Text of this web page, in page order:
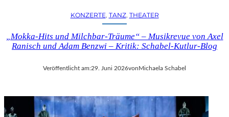
KONZERTE, TANZ, THEATER
„Mokka-Hits und Milchbar-Träume“ – Musikrevue von Axel
Ranisch und Adam Benzwi – Kritik: Schabel-Kutlur-Blog
Veröffentlicht am:29. Juni 2026von Michaela Schabel